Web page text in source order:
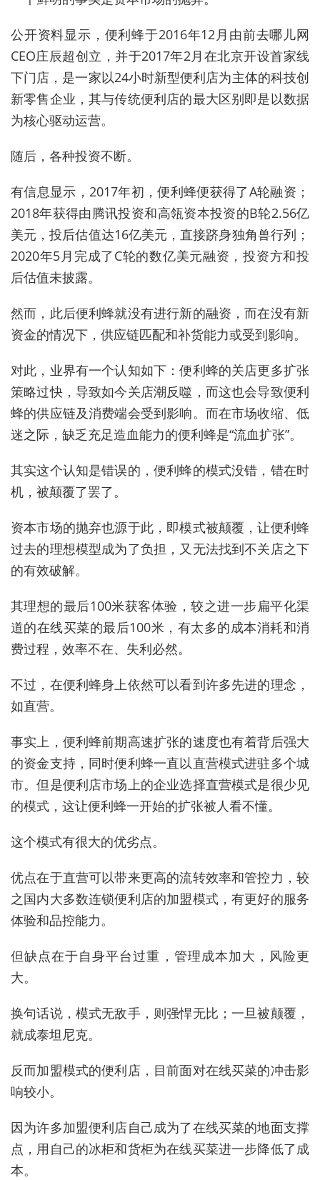
公开资料显示，便利蜂于2016年12月由前去哪儿网
CEO庄辰超创立，并于2017年2月在北京开设首家线
下门店，是一家以24小时新型便利店为主体的科技创
新零售企业，其与传统便利店的最大区别即是以数据
为核心驱动运营。
随后，各种投资不断。
有信息显示，2017年初，便利蜂便获得了A轮融资；
2018年获得由腾讯投资和高瓴资本投资的B轮2.56亿
美元，投后估值达16亿美元，直接跻身独角兽行列；
2020年5月完成了C轮的数亿美元融资，投资方和投
后估值未披露。
然而，此后便利蜂就没有进行新的融资，而在没有新
资金的情况下，供应链匹配和补货能力或受到影响。
对此，业界有一个认知如下：便利蜂的关店更多扩张
策略过快，导致如今关店潮反噬，而这也会导致便利
蜂的供应链及消费端会受到影响。而在市场收缩、低
迷之际，缺乏充足造血能力的便利蜂是“流血扩张”。
其实这个认知是错误的，便利蜂的模式没错，错在时
机，被颠覆了罢了。
资本市场的抛弃也源于此，即模式被颠覆，让便利蜂
过去的理想模型成为了负担，又无法找到不关店之下
的有效破解。
其理想的最后100米获客体验，较之进一步扁平化渠
道的在线买菜的最后100米，有太多的成本消耗和消
费过程，效率不在、失利必然。
不过，在便利蜂身上依然可以看到许多先进的理念，
如直营。
事实上，便利蜂前期高速扩张的速度也有着背后强大
的资金支持，同时便利蜂一直以直营模式进驻多个城
市。但是便利店市场上的企业选择直营模式是很少见
的模式，这让便利蜂一开始的扩张被人看不懂。
这个模式有很大的优劣点。
优点在于直营可以带来更高的流转效率和管控力，较
之国内大多数连锁便利店的加盟模式，有更好的服务
体验和品控能力。
但缺点在于自身平台过重，管理成本加大，风险更
大。
换句话说，模式无敌手，则强悍无比；一旦被颠覆，
就成泰坦尼克。
反而加盟模式的便利店，目前面对在线买菜的冲击影
响较小。
因为许多加盟便利店自己成为了在线买菜的地面支撑
点，用自己的冰柜和货柜为在线买菜进一步降低了成
本。